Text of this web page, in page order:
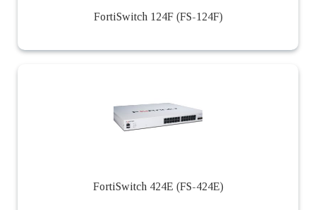
FortiSwitch 124F (FS-124F)
FortiSwitch 424E (FS-424E)